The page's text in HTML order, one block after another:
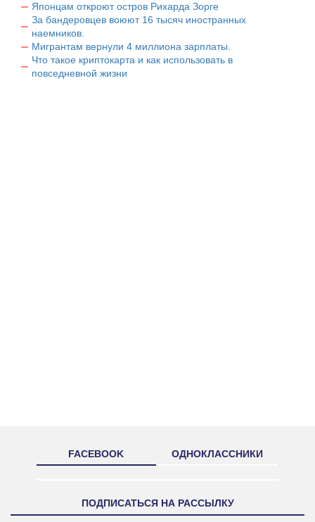
Японцам откроют остров Рихарда Зорге
За бандеровцев воюют 16 тысяч иностранных
наемников.
Мигрантам вернули 4 миллиона зарплаты.
Что такое криптокарта и как использовать в
повседневной жизни
FACEBOOK ОДНОКЛАССНИКИ
ПОДПИСАТЬСЯ НА РАССЫЛКУ